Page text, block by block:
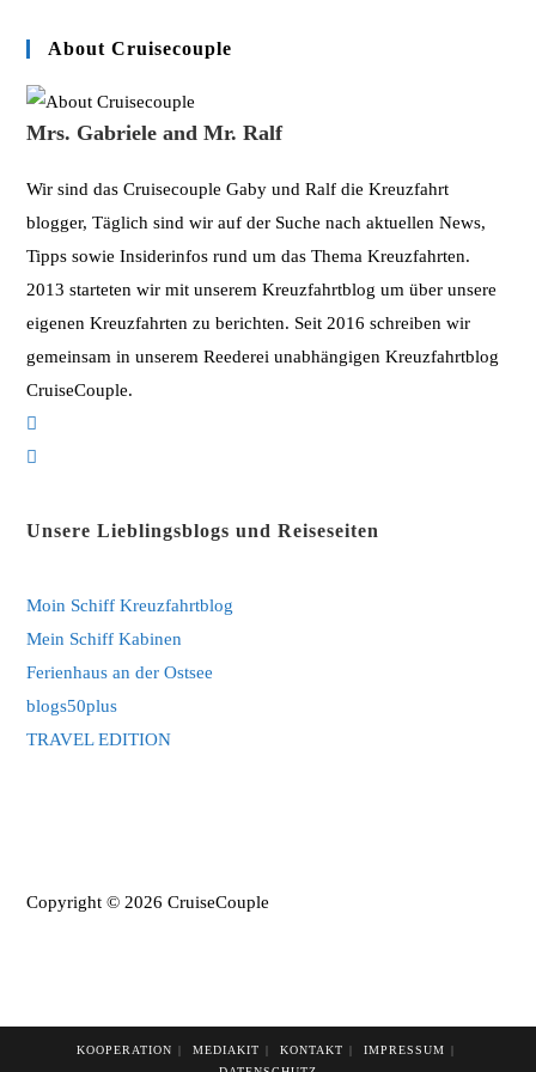
About Cruisecouple
Mrs. Gabriele and Mr. Ralf
Wir sind das Cruisecouple Gaby und Ralf die Kreuzfahrt
blogger, Täglich sind wir auf der Suche nach aktuellen News,
Tipps sowie Insiderinfos rund um das Thema Kreuzfahrten.
2013 starteten wir mit unserem Kreuzfahrtblog um über unsere
eigenen Kreuzfahrten zu berichten. Seit 2016 schreiben wir
gemeinsam in unserem Reederei unabhängigen Kreuzfahrtblog
CruiseCouple.
Unsere Lieblingsblogs und Reiseseiten
Moin Schiff Kreuzfahrtblog
Mein Schiff Kabinen
Ferienhaus an der Ostsee
blogs50plus
TRAVEL EDITION
Copyright © 2026 CruiseCouple
KOOPERATION MEDIAKIT KONTAKT
IMPRESSUM